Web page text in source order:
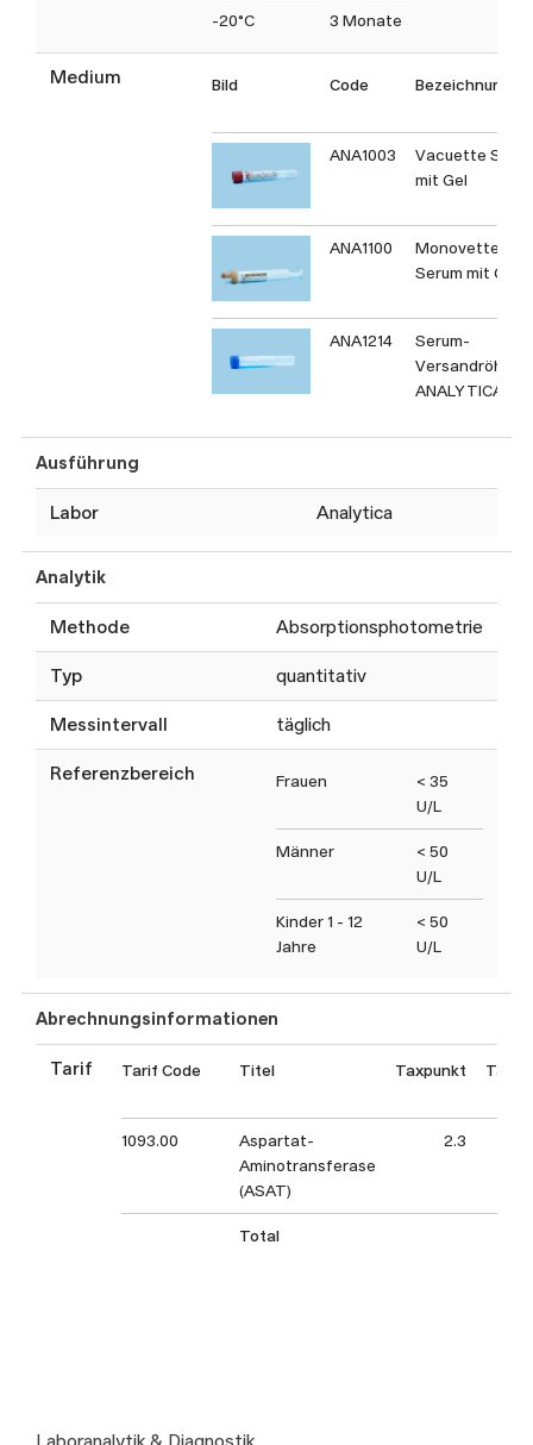
empfindliche Marker
Erhöhte ALAT- und
ASAT-Werte
oder chronische
Lebererkrankungen
Anstieg von ALAT
ist oft ein Hinweis
Leberschaden,
Muskelpathologien
erhöht sein kann.
-20°C 3 Monate
Medium Bild Code Bezeichnung
ANA1003
Vacuette
mit Gel
ANA1100
Monovette
Serum mit Gel
ANA1214
Serum-
ANALYTICA
Ausführung
Labor Analytica
Analytik
Methode Absorptionsphotometrie
Typ quantitativ
Messintervall täglich
Referenzbereich Frauen
< 35
U/L
Männer
< 50
U/L
Kinder 1 - 12
Jahre
< 50
U/L
Abrechnungsinformationen
Tarif Tarif Code Titel Taxpunkt
1093.00
Aspartat-
Aminotransferase
(ASAT)
2.3
Total